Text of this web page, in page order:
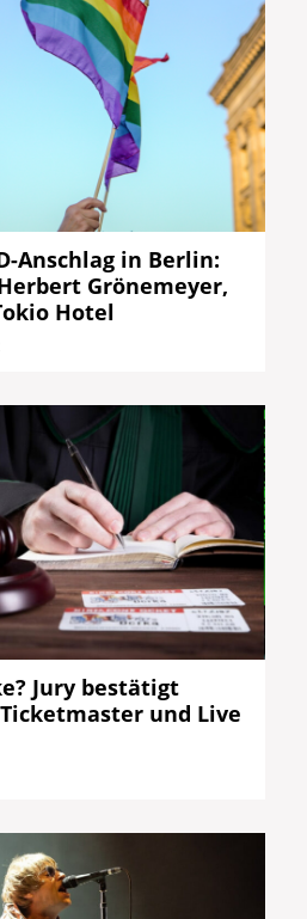
Anschlag in Berlin:
Grönemeyer,
Hotel
Jury bestätigt
und Live